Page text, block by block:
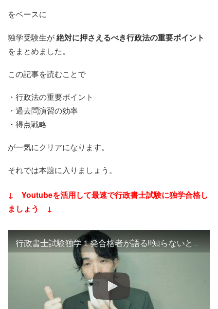
をベースに
独学受験生が絶対に押さえるべき行政法の重要ポイント
をまとめました。
この記事を読むことで
・行政法の重要ポイント
・過去問演習の効率
・得点戦略
が一気にクリアになります。
それでは本題に入りましょう。
↓ Youtubeを活用して最速で行政書士試験に独学合格し
ましょう ↓
行政書士試験独学１発合格者が語る‼️知らないと損する行政書士独学合格必勝法とは⁉️【2026行政書士試験対策】